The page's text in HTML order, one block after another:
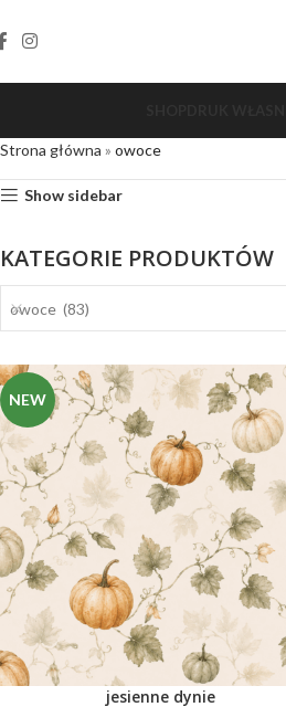
Strona główna » owoce
Show sidebar
KATEGORIE PRODUKTÓW
owoce (83)
NEW
jesienne dynie